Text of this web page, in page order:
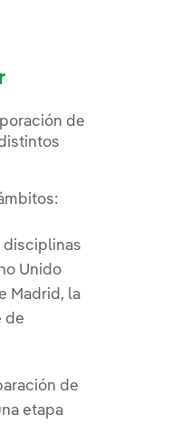
de
disciplinas
Unido
Madrid, la
de
de
etapa